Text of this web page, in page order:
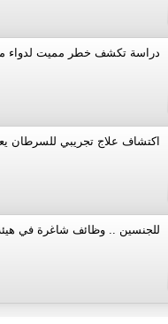
دراسة تكشف خطر مميت لدواء
اكتشاف علاج تجريبي للسرطان
للجنسين .. وظائف شاغرة في